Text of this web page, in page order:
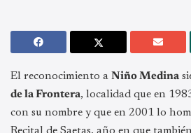
El reconocimiento a Niño Medina
de la Frontera, localidad que en
con su nombre y que en 2001 lo
Recital de Saetas, año en que